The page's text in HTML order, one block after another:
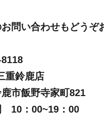
問い合わせもどうぞ
鈴鹿店
市飯野寺家町821
10：00~19：00